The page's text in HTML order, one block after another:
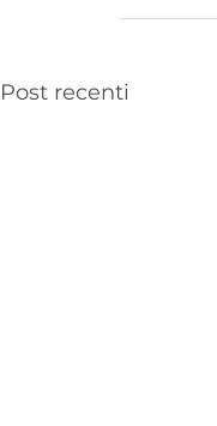
Post recenti